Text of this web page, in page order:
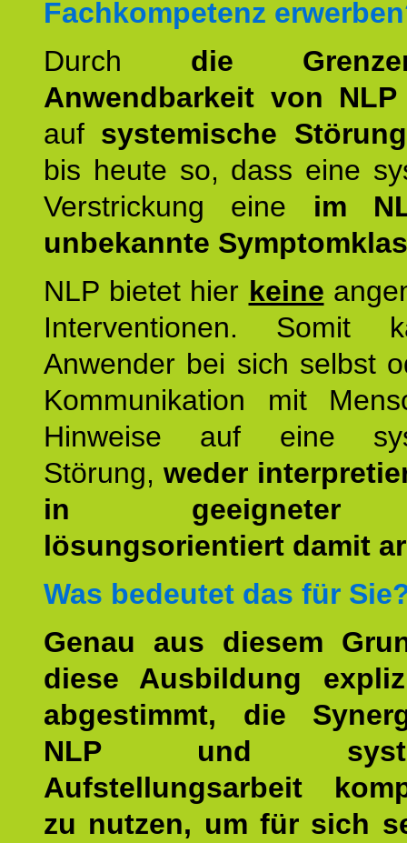
Fachkompetenz
Durch die
Anwendbarkeit von NLP
auf systemische
bis heute so, dass eine
Verstrickung eine im
unbekannte
NLP bietet hier keine
Interventionen. Somit
Anwender bei sich selbst
Kommunikation mit
Hinweise auf eine
Störung, weder
in geeigneter
lösungsorientiert damit
Was bedeutet das für
Genau aus diesem
diese Ausbildung
abgestimmt, die
NLP und
Aufstellungsarbeit
zu nutzen, um für sich